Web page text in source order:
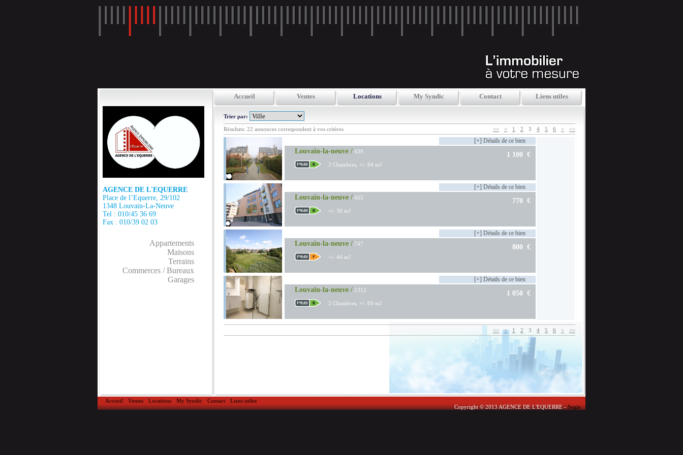
AGENCE DE L'EQUERRE
Place de l’Equerre, 29/102
1348 Louvain-La-Neuve
Tel : 010/45 36 69
Fax : 010/39 02 03
Appartements
Maisons
Terrains
Commerces / Bureaux
Garages
Accueil Ventes Locations My Syndic Contact Liens utiles
Trier par:
Résultats: 22 annonces correspondent à vos critères << < 1 2 3 4 5 6 > >>
[+] Détails de ce bien
Louvain-la-neuve / 439
2 Chambres, +/- 84 m2
1 100 €
[+] Détails de ce bien
Louvain-la-neuve / 455
+/- 30 m2
770 €
[+] Détails de ce bien
Louvain-la-neuve / 747
+/- 44 m2
800 €
[+] Détails de ce bien
Louvain-la-neuve / 1312
2 Chambres, +/- 60 m2
1 050 €
<< < 1 2 3 4 5 6 > >>
Accueil Ventes Locations My Syndic Contact
Liens utiles
Copyright © 2013 AGENCE DE L'EQUERRE -Sogis